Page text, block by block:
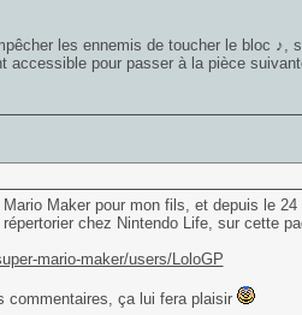
les ennemis de toucher le bloc ♪,
accessible pour passer à la pièce
Maker pour mon fils, et depuis le
chez Nintendo Life, sur cette
mario-maker/users/LoloGP
commentaires, ça lui fera plaisir